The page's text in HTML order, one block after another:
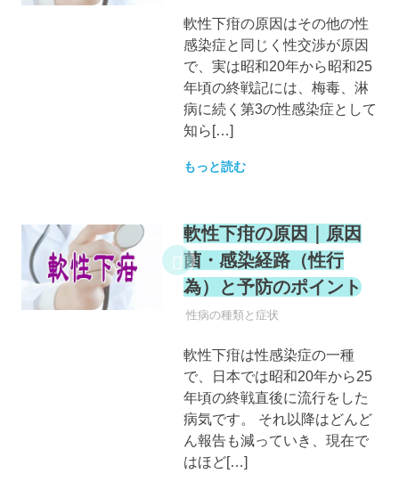
軟性下疳の原因はその他の性
感染症と同じく性交渉が原因
で、実は昭和20年から昭和25
年頃の終戦記には、梅毒、淋
病に続く第3の性感染症として
知ら[…]
もっと読む
軟性下疳の原因｜原因
菌・感染経路（性行
為）と予防のポイント
性病
性病の種類と症状
軟性下疳は性感染症の一種
で、日本では昭和20年から25
年頃の終戦直後に流行をした
病気です。 それ以降はどんど
ん報告も減っていき、現在で
はほど[…]